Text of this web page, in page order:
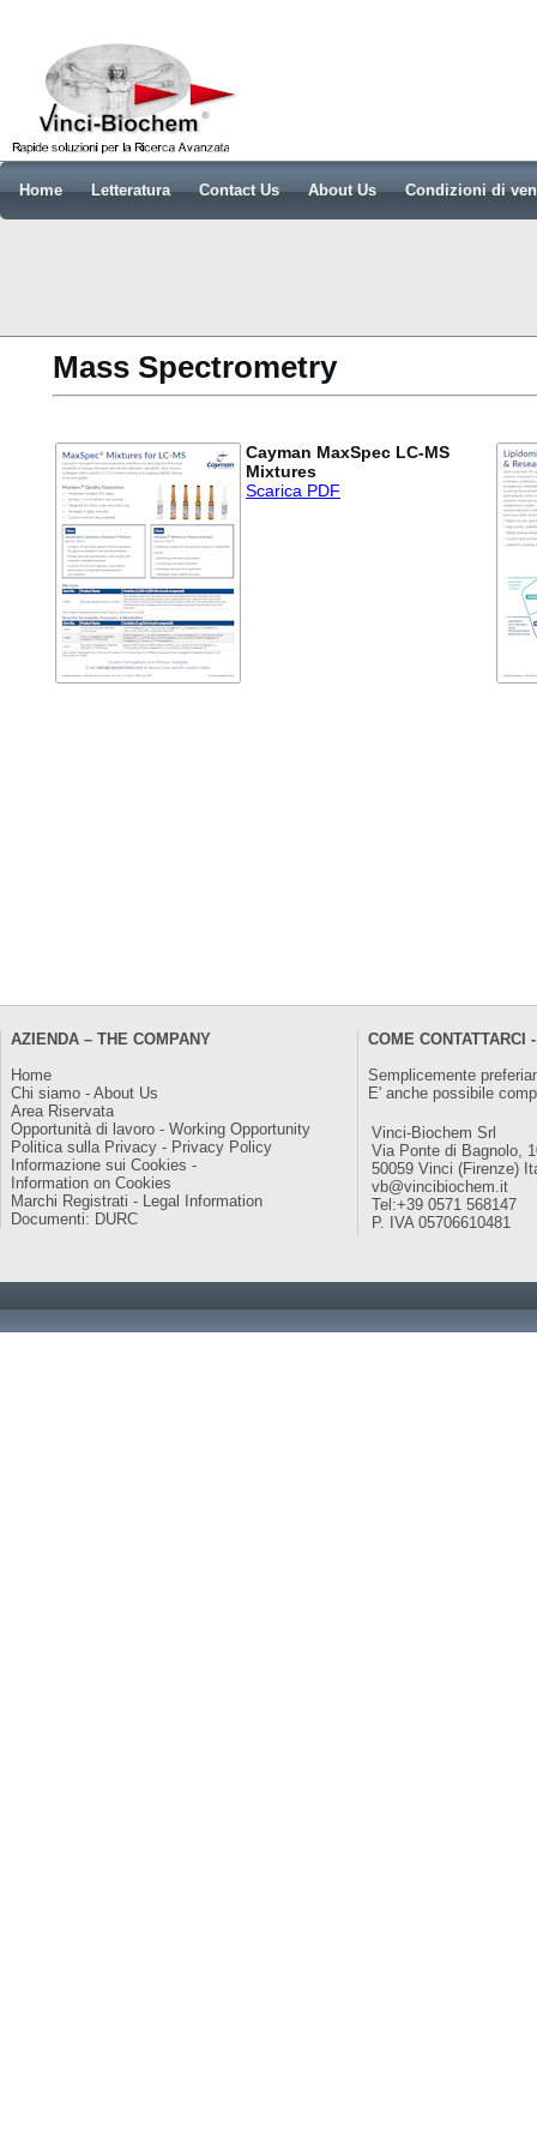
Home Letteratura Contact Us About Us Condizioni di
Mass Spectrometry
Cayman MaxSpec LC-MS
Mixtures
Scarica PDF
AZIENDA – THE COMPANY
Home
Chi siamo - About Us
Area Riservata
Opportunità di lavoro - Working Opportunity
Politica sulla Privacy - Privacy Policy
Informazione sui Cookies -
Information on Cookies
Marchi Registrati - Legal Information
Documenti: DURC
COME CONTATTARCI
Semplicemente
E' anche possibile
Vinci-Biochem Srl
Via Ponte di Bagnolo,
50059 Vinci (Firenze)
vb@vincibiochem.it
Tel:+39 0571 568147
P. IVA 05706610481